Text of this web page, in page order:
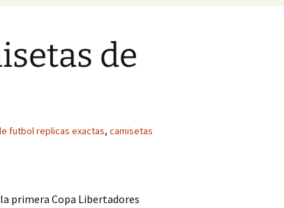
de
futbol replicas exactas, camisetas
primera Copa Libertadores